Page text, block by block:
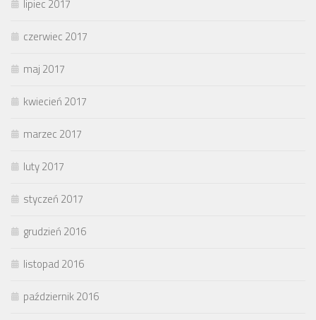
lipiec 2017
czerwiec 2017
maj 2017
kwiecień 2017
marzec 2017
luty 2017
styczeń 2017
grudzień 2016
listopad 2016
październik 2016